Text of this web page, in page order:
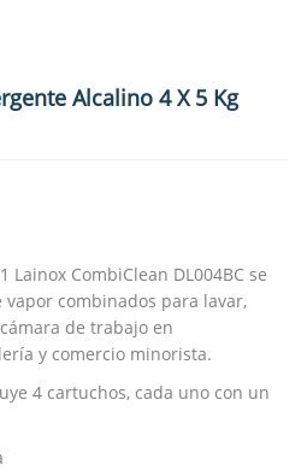
Alcalino 4 X 5 Kg
CombiClean DL004BC se
combinados para lavar,
de trabajo en
y comercio minorista.
4 cartuchos, cada uno con un